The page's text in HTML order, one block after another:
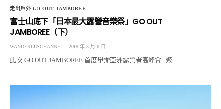
走出戶外 GO OUT JAMBOREE
富士山底下「日本最大露營音樂祭」GO OUT
JAMBOREE（下）
WANDERLUSCHANNEL 2018 年 5 月 6 日
此次 GO OUT JAMBOREE 首度舉辦亞洲露營者高峰會 聚…